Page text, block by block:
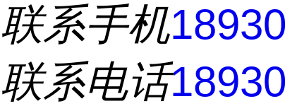
联系手机
联系电话